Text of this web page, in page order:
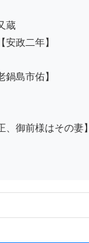
政二年】
島市佑】
、御前様はその妻】